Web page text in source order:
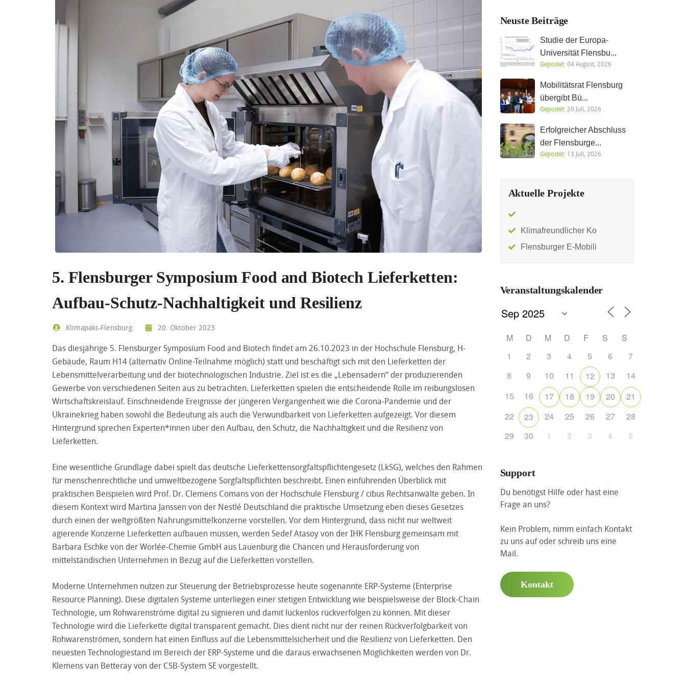
5. Flensburger Symposium Food and Biotech Lieferketten:
Aufbau-Schutz-Nachhaltigkeit und Resilienz
Klimapakt-Flensburg 20. Oktober 2023
Das diesjährige 5. Flensburger Symposium Food and Biotech findet am 26.10.2023 in der Hochschule Flensburg, H-
Gebäude, Raum H14 (alternativ Online-Teilnahme möglich) statt und beschäftigt sich mit den Lieferketten der
Lebensmittelverarbeitung und der biotechnologischen Industrie. Ziel ist es die „Lebensadern“ der produzierenden
Gewerbe von verschiedenen Seiten aus zu betrachten. Lieferketten spielen die entscheidende Rolle im reibungslosen
Wirtschaftskreislauf. Einschneidende Ereignisse der jüngeren Vergangenheit wie die Corona-Pandemie und der
Ukrainekrieg haben sowohl die Bedeutung als auch die Verwundbarkeit von Lieferketten aufgezeigt. Vor diesem
Hintergrund sprechen Experten*innen über den Aufbau, den Schutz, die Nachhaltigkeit und die Resilienz von
Lieferketten.
Eine wesentliche Grundlage dabei spielt das deutsche Lieferkettensorgfaltspflichtengesetz (LkSG), welches den Rahmen
für menschenrechtliche und umweltbezogene Sorgfaltspflichten beschreibt. Einen einführenden Überblick mit
praktischen Beispielen wird Prof. Dr. Clemens Comans von der Hochschule Flensburg / cibus Rechtsanwälte geben. In
diesem Kontext wird Martina Janssen von der Nestlé Deutschland die praktische Umsetzung eben dieses Gesetzes
durch einen der weltgrößten Nahrungsmittelkonzerne vorstellen. Vor dem Hintergrund, dass nicht nur weltweit
agierende Konzerne Lieferketten aufbauen müssen, werden Sedef Atasoy von der IHK Flensburg gemeinsam mit
Barbara Eschke von der Worlée-Chemie GmbH aus Lauenburg die Chancen und Herausforderung von
mittelständischen Unternehmen in Bezug auf die Lieferketten vorstellen.
Moderne Unternehmen nutzen zur Steuerung der Betriebsprozesse heute sogenannte ERP-Systeme (Enterprise
Resource Planning). Diese digitalen Systeme unterliegen einer stetigen Entwicklung wie beispielsweise der Block-Chain
Technologie, um Rohwarenströme digital zu signieren und damit lückenlos rückverfolgen zu können. Mit dieser
Technologie wird die Lieferkette digital transparent gemacht. Dies dient nicht nur der reinen Rückverfolgbarkeit von
Rohwarenströmen, sondern hat einen Einfluss auf die Lebensmittelsicherheit und die Resilienz von Lieferketten. Den
neuesten Technologiestand im Bereich der ERP-Systeme und die daraus erwachsenen Möglichkeiten werden von Dr.
Klemens van Betteray von der CSB-System SE vorgestellt.
Neuste Beiträge
Studie der Europa-
Universität Flensbu...
Gepostet:04 August, 2026
Mobilitätsrat Flensburg
übergibt Bü...
Gepostet:20 Juli, 2026
Erfolgreicher Abschluss
der Flensburge...
Gepostet:13 Juli, 2026
Aktuelle Projekte
Klimafreundlicher Ko
Flensburger E-Mobili
Veranstaltungskalender
M D M D F S
S
1
2 3 4 5 6
7
8
9 10 11 12 13
14
15
16 17 18 19 20
21
22
23 24 25 26 27
28
29
30 1 2 3 4 5
Support
Du benötigst Hilfe oder hast eine
Frage an uns?
Kein Problem, nimm einfach Kontakt
zu uns auf oder schreib uns eine
Mail.
Kontakt